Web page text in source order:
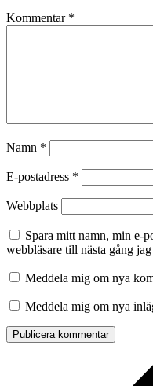
Kommentar *
Namn *
E-postadress *
Webbplats
Spara mitt namn, min e-
webbläsare till nästa gång
Meddela mig om nya
Meddela mig om nya
Inläggsnavigering